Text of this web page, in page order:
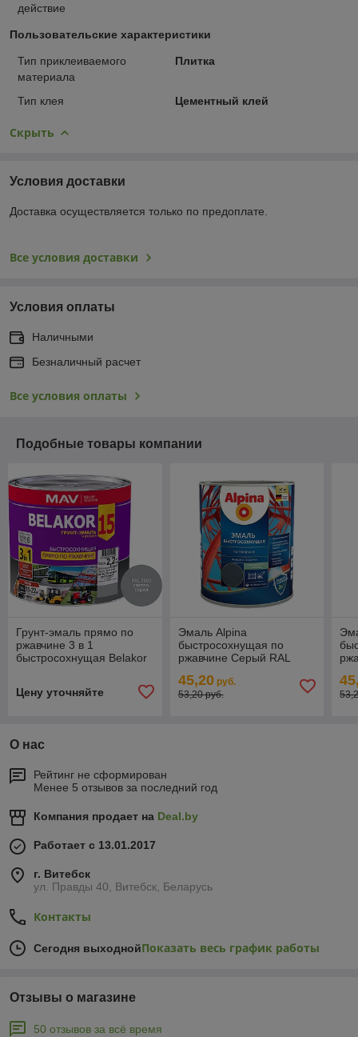
действие
Пользовательские характеристики
Тип приклеиваемого
материала
Плитка
Тип клея Цементный клей
Скрыть
Условия доставки
Доставка осуществляется только по предоплате.
Все условия доставки
Условия оплаты
Наличными
Безналичный расчет
Все условия оплаты
Подобные товары компании
Грунт-эмаль прямо по
ржавчине 3 в 1
быстросохнущая Belakor
СЕРЫЙ) матовый 2.4 л.
Цену уточняйте
Эмаль Alpina
быстросохнущая по
ржавчине Серый RAL
45,20руб.
53,20 руб.
О нас
Рейтинг не сформирован
Менее 5 отзывов за последний год
Компания продает на Deal.by
Работает с 13.01.2017
г. Витебск
ул. Правды 40, Витебск, Беларусь
Контакты
Сегодня выходнойПоказать весь график работы
Отзывы о магазине
50 отзывов за всё время